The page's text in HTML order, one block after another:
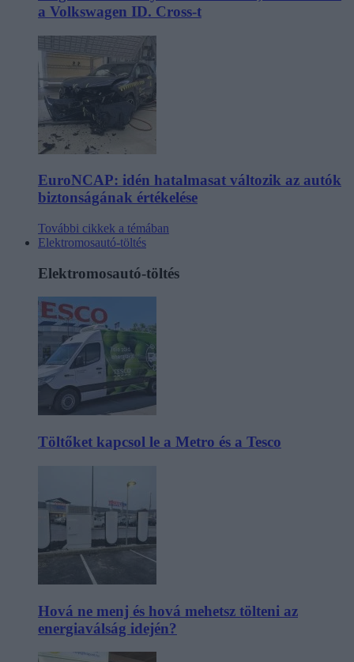
a Volkswagen ID. Cross-t
EuroNCAP: idén hatalmasat változik az autók
biztonságának értékelése
További cikkek a témában
Elektromosautó-töltés
Elektromosautó-töltés
Töltőket kapcsol le a Metro és a Tesco
Hová ne menj és hová mehetsz tölteni az
energiaválság idején?